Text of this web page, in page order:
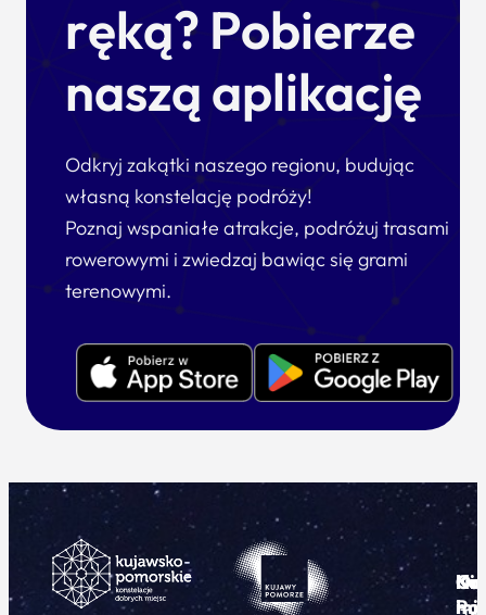
ręką? Pobierze
naszą aplikację
Odkryj zakątki naszego regionu, budując
własną konstelację podróży!
Poznaj wspaniałe atrakcje, podróżuj trasami
rowerowymi i zwiedzaj bawiąc się grami
terenowymi.
i